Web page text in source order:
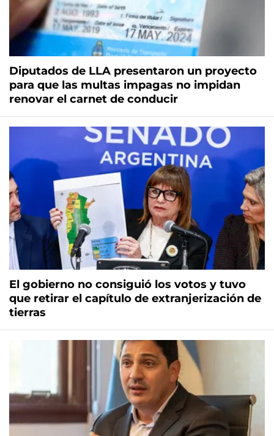
Diputados de LLA presentaron un proyecto
para que las multas impagas no impidan
renovar el carnet de conducir
El gobierno no consiguió los votos y tuvo
que retirar el capítulo de extranjerización de
tierras